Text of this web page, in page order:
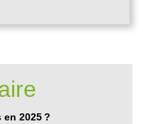
en 2025 ?